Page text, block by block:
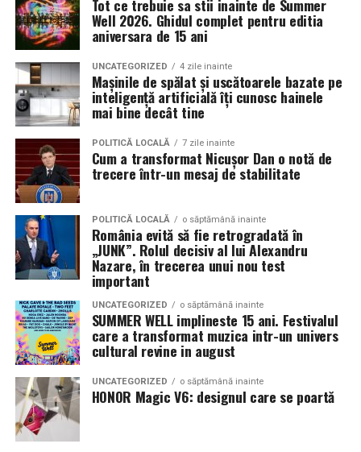
Contact: contact@antreprenoare.ro
Sursă foto: Antreprenoare.ro
decât memorabilă.
Această ediție se poziționează ca o celebrare a feminității
într-un cadru atent construit, în care atmosfera, scena
și interacțiunea cu publicul sunt părți integrante ale
experienței.
Detalii organizatorice
Data și ora:Sâmbătă, 7 martie | 18:00
Locația:
450 RON / persoană – format all-inclusive
(show live și meniu complet)
Pentru rezervări și informații: 0262 287 000 / 0748 023
165
Romanita Events continuă astfel să fie o gazdă
importantă a momentelor speciale din Maramureș,
combinând experiența organizatorică cu capacitatea de
a transforma fiecare eveniment într-o amintire
deosebită pentru participanți.
sunt apreciate si discutate. Anvelopele fac parte din
aceasta categorie de componente esentiale, deoarece
masina este perceputa ca ansamblu.
Ce inseamna o masina pregatita de show in Cluj
Pregatirea unei masini pentru un eveniment auto in Cluj
presupune mai mult decat un aspect curat si o vopsea
lucioasa. Proprietarii investesc timp in detalii precum
alinierea rotilor, raportul dintre janta si anvelopa,
inaltimea masinii si coerenta stilului ales. Fiecare
element trebuie sa se potriveasca cu restul, pentru a
crea o imagine unitara.
Anvelopele influenteaza direct postura masinii. Profilul,
latimea si aspectul flancului pot schimba complet felul
in care masina sta pe roti. O alegere inspirata poate
accentua liniile caroseriei si poate oferi un look
echilibrat, in timp ce o alegere gresita poate strica
proportiile, chiar daca restul masinii este bine realizat.
Anvelopele ca element vizual la show-uri auto
Tot ce trebuie sa stii inainte de Summer
Well 2026. Ghidul complet pentru editia
aniversara de 15 ani
UNCATEGORIZED 4 zile inainte
Mașinile de spălat și uscătoarele bazate pe
inteligență artificială îți cunosc hainele
mai bine decât tine
POLITICĂ LOCALĂ 7 zile inainte
Cum a transformat Nicușor Dan o notă de
trecere într-un mesaj de stabilitate
POLITICĂ LOCALĂ o săptămână inainte
România evită să fie retrogradată în
„JUNK”. Rolul decisiv al lui Alexandru
Nazare, în trecerea unui nou test
important
UNCATEGORIZED o săptămână inainte
SUMMER WELL implineste 15 ani. Festivalul
care a transformat muzica intr-un univers
cultural revine in august
UNCATEGORIZED o săptămână inainte
HONOR Magic V6: designul care se poartă